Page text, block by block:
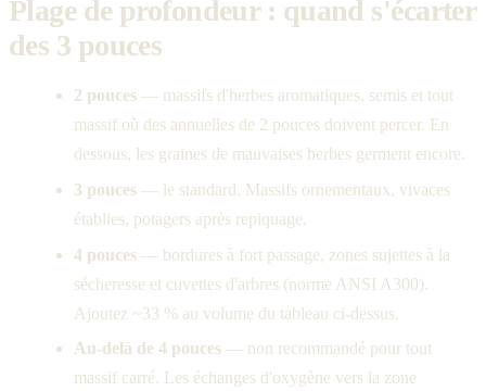
Plage de profondeur : quand s'écarter
des 3 pouces
2 pouces — massifs d'herbes aromatiques, semis et tout
massif où des annuelles de 2 pouces doivent percer. En
dessous, les graines de mauvaises herbes germent encore.
3 pouces — le standard. Massifs ornementaux, vivaces
établies, potagers après repiquage.
4 pouces — bordures à fort passage, zones sujettes à la
sécheresse et cuvettes d'arbres (norme ANSI A300).
Ajoutez ~33 % au volume du tableau ci-dessus.
Au-delà de 4 pouces — non recommandé pour tout
massif carré. Les échanges d'oxygène vers la zone